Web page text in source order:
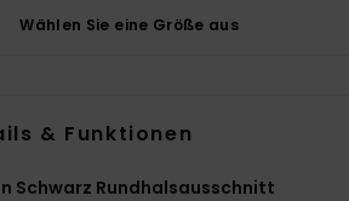
Wählen Sie eine Größe aus
& Funktionen
Schwarz Rundhalsausschnitt